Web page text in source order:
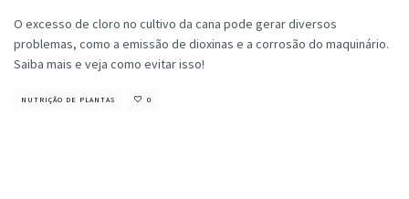
O excesso de cloro no cultivo da cana pode gerar diversos
problemas, como a emissão de dioxinas e a corrosão do maquinário.
Saiba mais e veja como evitar isso!
NUTRIÇÃO DE PLANTAS 0